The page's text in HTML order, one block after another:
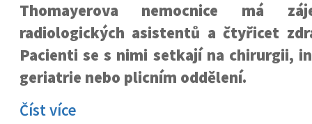
Thomayerova nemocnice má
radiologických asistentů a čtyřicet
Pacienti se s nimi setkají na chirurgii,
geriatrie nebo plicním oddělení.
Číst více